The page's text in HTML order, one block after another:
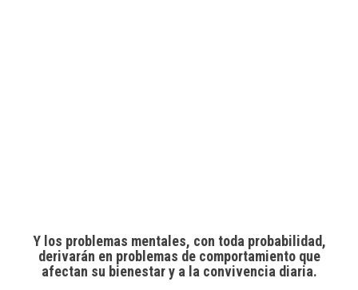
Y los problemas mentales, con toda probabilidad,
derivarán en problemas de comportamiento que
afectan su bienestar y a la convivencia diaria.